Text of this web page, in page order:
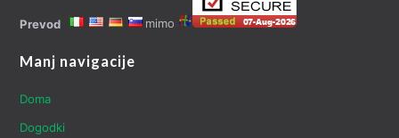
Prevod mimo
Manj navigacije
Doma
Dogodki